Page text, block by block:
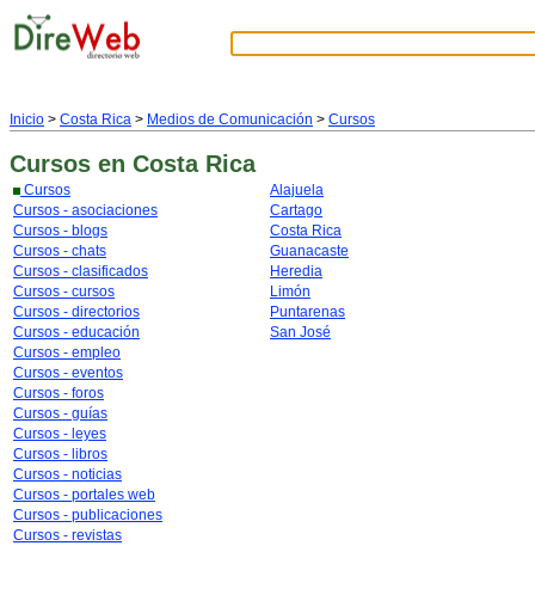
Inicio > Costa Rica > Medios de Comunicación > Cursos
Cursos en Costa Rica
Cursos
Cursos - asociaciones
Cursos - blogs
Cursos - chats
Cursos - clasificados
Cursos - cursos
Cursos - directorios
Cursos - educación
Cursos - empleo
Cursos - eventos
Cursos - foros
Cursos - guías
Cursos - leyes
Cursos - libros
Cursos - noticias
Cursos - portales web
Cursos - publicaciones
Cursos - revistas
Alajuela
Cartago
Costa Rica
Guanacaste
Heredia
Limón
Puntarenas
San José